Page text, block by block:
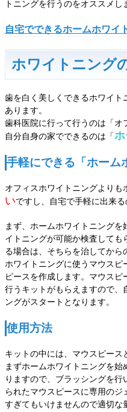
トニングを行うのをオススメし
自宅でできるホームホワイ
ホワイトニング
歯を白く美しくできるホワイト
あります。
歯科医院に行って行うのは「オ
自分自身の家でできるのは「
手軽にできる「ホーム
オフィスホワイトニングよりも
いですし、自宅で手軽に出来
まず、ホームホワイトニングを
イトニングが可能か検査しても
る場合は、そちらを治してか
ホワイトニングに使うマウスピ
ピースを作成します。マウス
行うキットがもらえますので、
ングがスタートとなります。
使用方法
キットの中には、マウスピース
まずホームホワイトニングを
りますので、ブラッシングを
られたマウスピースに専用の
すぎてもいけませんので適切な